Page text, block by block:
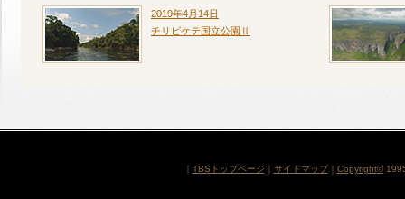
2019年4月14日
チリビケテ国立公園Ⅱ
TBSトップページ サイトマップ｜ Copyright©